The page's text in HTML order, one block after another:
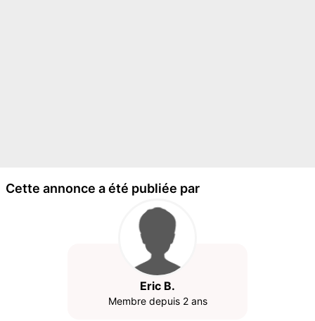
Cette annonce a été publiée par
Eric B.
Membre depuis 2 ans